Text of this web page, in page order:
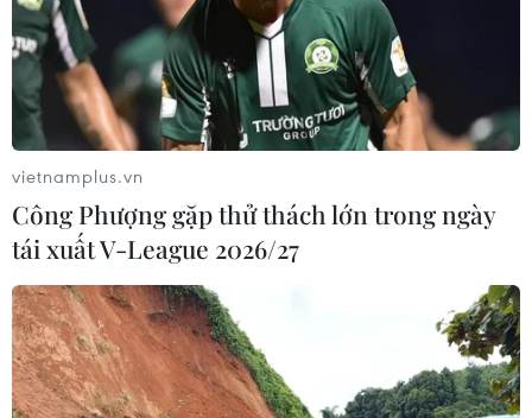
vietnamplus.vn
Công Phượng gặp thử thách lớn trong ngày
tái xuất V-League 2026/27